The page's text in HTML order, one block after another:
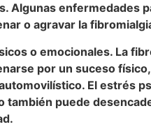
Algunas enfermedades
o agravar la
o emocionales. La
por un suceso
El estrés
también puede